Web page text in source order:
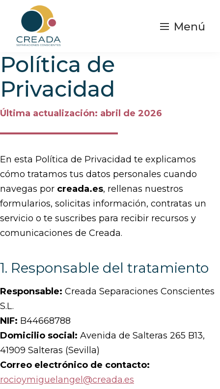
contenido
principalCreada
|
Separación
Consciente
Separaciones
y
divorcios
Conscientes
Menú
Política de
Privacidad
Última actualización: abril de 2026
En esta Política de Privacidad te explicamos
cómo tratamos tus datos personales cuando
navegas por creada.es, rellenas nuestros
formularios, solicitas información, contratas un
servicio o te suscribes para recibir recursos y
comunicaciones de Creada.
1. Responsable del tratamiento
Responsable: Creada Separaciones Conscientes
S.L.
NIF: B44668788
Domicilio social: Avenida de Salteras 265 B13,
41909 Salteras (Sevilla)
Correo electrónico de contacto:
rocioymiguelangel@creada.es